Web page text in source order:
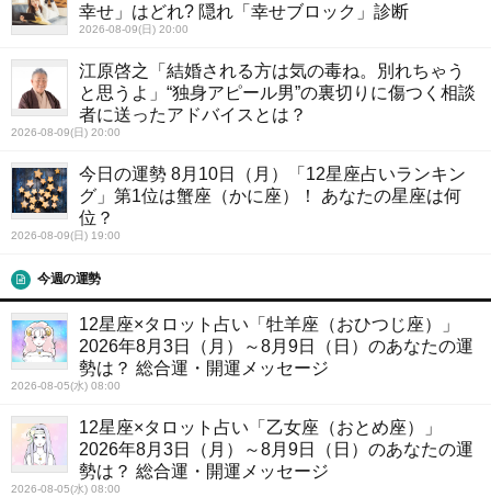
幸せ」はどれ? 隠れ「幸せブロック」診断
2026-08-09(日) 20:00
江原啓之「結婚される方は気の毒ね。別れちゃう
と思うよ」“独身アピール男”の裏切りに傷つく相談
者に送ったアドバイスとは？
2026-08-09(日) 20:00
今日の運勢 8月10日（月）「12星座占いランキン
グ」第1位は蟹座（かに座）！ あなたの星座は何
位？
2026-08-09(日) 19:00
今週の運勢
12星座×タロット占い「牡羊座（おひつじ座）」
2026年8月3日（月）～8月9日（日）のあなたの運
勢は？ 総合運・開運メッセージ
2026-08-05(水) 08:00
12星座×タロット占い「乙女座（おとめ座）」
2026年8月3日（月）～8月9日（日）のあなたの運
勢は？ 総合運・開運メッセージ
2026-08-05(水) 08:00